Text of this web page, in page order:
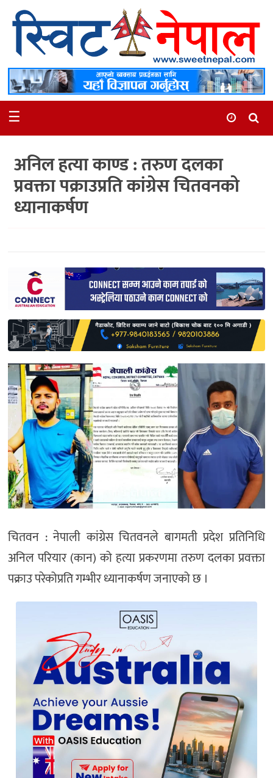
समाचार
स्थानीय
मनोरञ्जन
अन्तर्वार्ता
समाज
साहित्य
प्रदेश
English
☰
अनिल हत्या काण्ड : तरुण दलका
प्रवक्ता पक्राउप्रति कांग्रेस चितवनको
ध्यानाकर्षण
चितवन : नेपाली कांग्रेस चितवनले बागमती प्रदेश प्रतिनिधि
अनिल परियार (कान) को हत्या प्रकरणमा तरुण दलका प्रवक्ता
पक्राउ परेकोप्रति गम्भीर ध्यानाकर्षण जनाएको छ ।